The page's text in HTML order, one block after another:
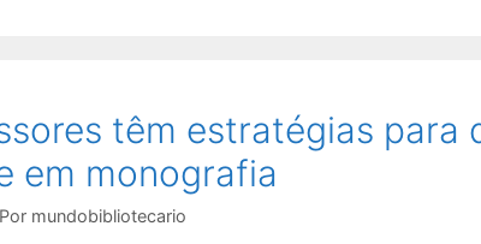
têm estratégias para
em monografia
Por mundobibliotecario